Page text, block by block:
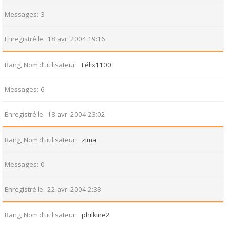
Messages 3
Enregistré le 18 avr. 2004 19:16
Rang, Nom d’utilisateur Félix1100
Messages 6
Enregistré le 18 avr. 2004 23:02
Rang, Nom d’utilisateur zima
Messages 0
Enregistré le 22 avr. 2004 2:38
Rang, Nom d’utilisateur philkine2